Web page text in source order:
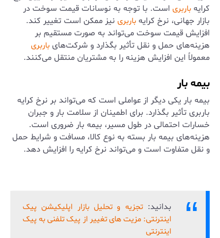
کرایه باربری است. با توجه به نوسانات قیمت سوخت در
بازار جهانی، نرخ کرایه باربری نیز ممکن است تغییر کند.
افزایش قیمت سوخت می‌تواند به صورت مستقیم بر
هزینه‌های حمل و نقل تأثیر بگذارد و شرکت‌های باربری
معمولاً این افزایش هزینه را به مشتریان منتقل می‌کنند.
بیمه بار
بیمه بار یکی دیگر از عواملی است که می‌تواند بر نرخ کرایه
باربری تأثیر بگذارد. برای اطمینان از سلامت بار و جبران
خسارات احتمالی در طول مسیر، بیمه بار ضروری است.
هزینه‌های بیمه بار بسته به نوع کالا، مسافت و شرایط حمل
و نقل متفاوت است و می‌تواند نرخ کرایه را افزایش دهد.
بدانید:تجزیه و تحلیل بازار اپلیکیشن پیک
اینترنتی: مزیت های تغییر از پیک تلفنی به پیک
اینترنتی